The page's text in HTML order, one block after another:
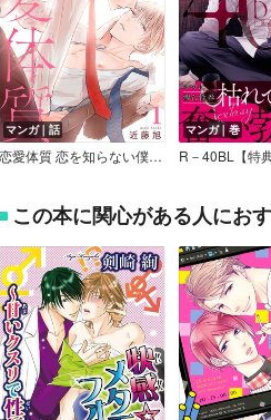
マンガ｜話
恋愛体質 恋を知らない僕が君を愛するまで
マンガ｜巻
R－40BL【特
この本に関心がある人にお